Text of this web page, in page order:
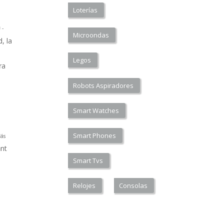
-
la
Loterías
Microondas
Legos
Robots Aspiradores
Smart Watches
Smart Phones
Smart Tvs
Relojes Consolas